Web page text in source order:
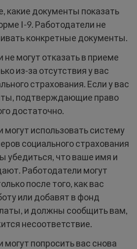
какие документы показать
I-9. Работодатели не
конкретные документы.
не могут отказать в приеме
из-за отсутствия у вас
страхования. Если у вас
подтверждающие право
достаточно.
могут использовать систему
социального страхования
убедиться, что ваше имя и
Работодатели могут
после того, как вас
или добавят в фонд
и должны сообщить вам,
несоответствие.
могут попросить вас снова